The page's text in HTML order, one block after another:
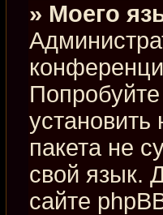
» Моего
установить
пакета не
свой язык.
сайте